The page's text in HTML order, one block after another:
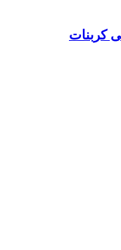
کربنات